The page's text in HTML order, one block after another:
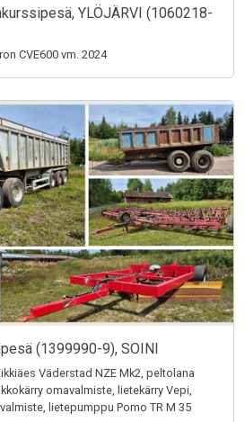
YLÖJÄRVI (1060218-
CVE600 vm. 2024
(1399990-9), SOINI
Väderstad NZE Mk2, peltolana
omavalmiste, lietekärry Vepi,
lietepumppu Pomo TR M 35